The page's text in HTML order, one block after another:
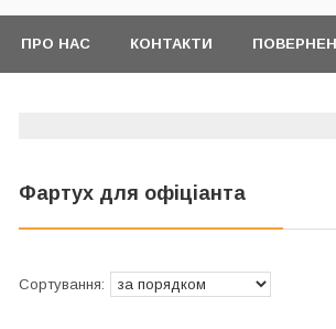
ПРО НАС КОНТАКТИ
Фартух для офіціанта